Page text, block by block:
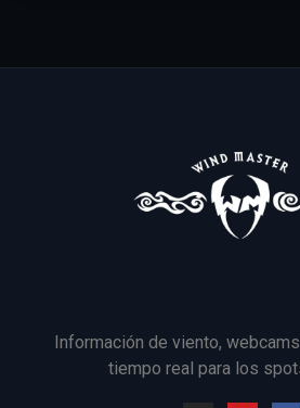
Información de viento,
tiempo real para los